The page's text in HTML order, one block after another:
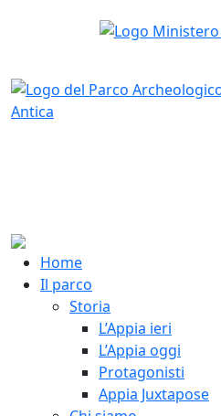
Home
Il parco
Storia
L’Appia ieri
L’Appia oggi
Protagonisti
Appia Juxtapose